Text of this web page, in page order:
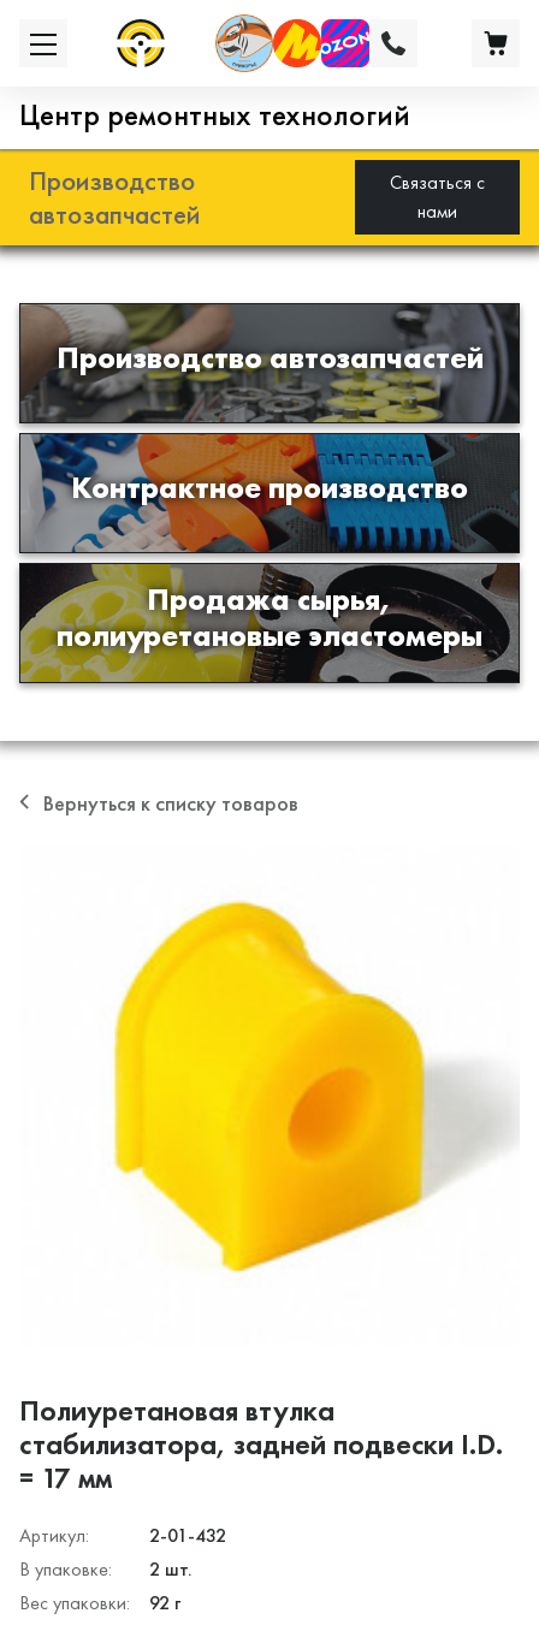
Центр ремонтных технологий
Производство
автозапчастей
Связаться с
нами
Производство автозапчастей
Разработка и производство деталей
из эластомеров для подвески
автомобиля
Контрактное производство
Производство изделий из пластиков
и полимеров по образцам либо
чертежам заказчика
Продажа сырья,
полиуретановые эластомеры
Продажа сырья для производства
изделий из полиуретана
Вернуться к списку товаров
Полиуретановая втулка
стабилизатора, задней подвески I.D.
= 17 мм
Артикул:
2-01-432
В упаковке:
2 шт.
Вес упаковки:
92 г